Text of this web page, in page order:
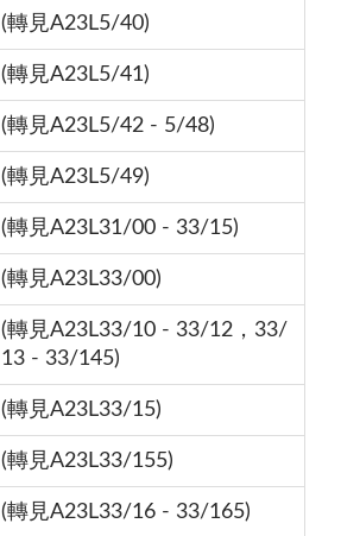
(轉見A23L5/40)
(轉見A23L5/41)
(轉見A23L5/42 - 5/48)
(轉見A23L5/49)
(轉見A23L31/00 - 33/15)
(轉見A23L33/00)
(轉見A23L33/10 - 33/12，33/
13 - 33/145)
(轉見A23L33/15)
(轉見A23L33/155)
(轉見A23L33/16 - 33/165)